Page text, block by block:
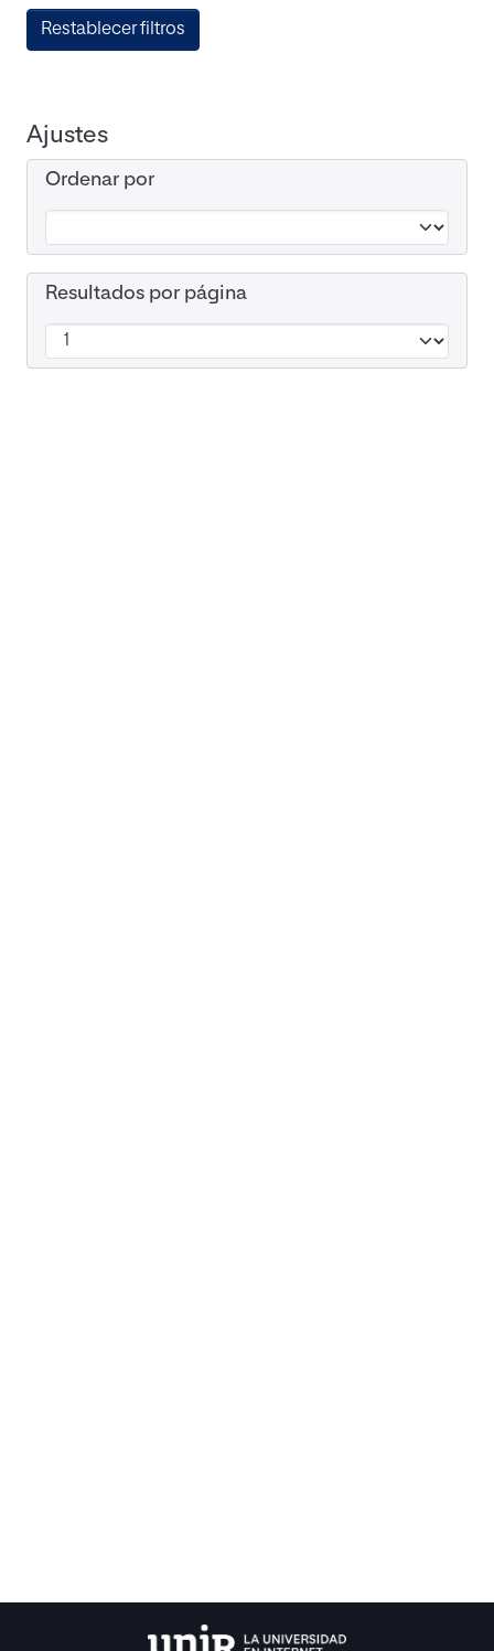
Restablecer filtros
Ajustes
Ordenar por
Resultados por página